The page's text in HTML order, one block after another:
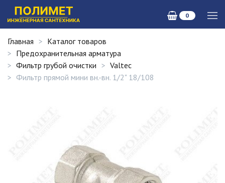
0
Главная
Каталог товаров
Предохранительная арматура
Фильтр грубой очистки
Valtec
Фильтр прямой мини вн.-вн. 1/2" 18/108